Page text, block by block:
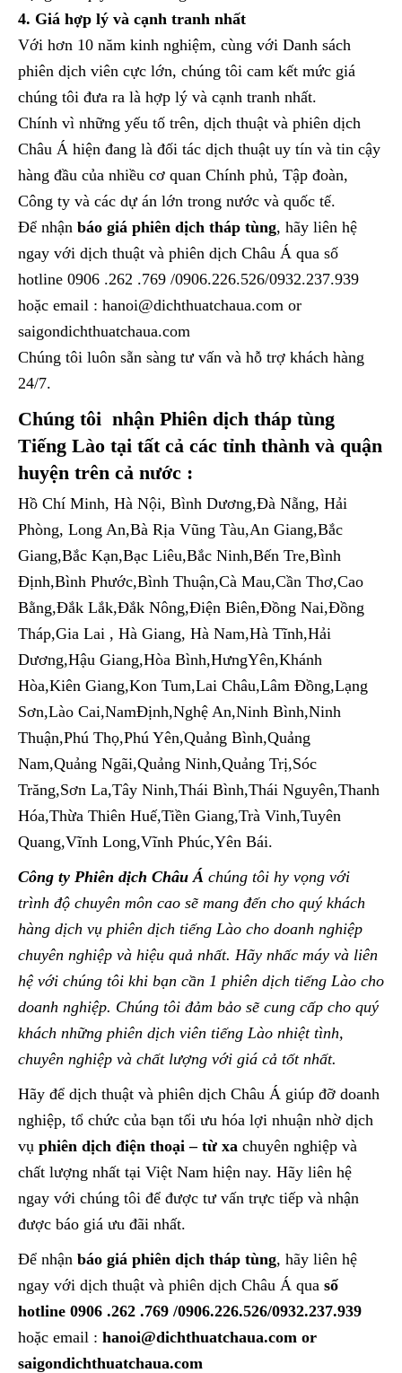
4. Giá hợp lý và cạnh tranh nhất
Với hơn 10 năm kinh nghiệm, cùng với Danh sách
phiên dịch viên cực lớn, chúng tôi cam kết mức giá
chúng tôi đưa ra là hợp lý và cạnh tranh nhất.
Chính vì những yếu tố trên, dịch thuật và phiên dịch
Châu Á hiện đang là đối tác dịch thuật uy tín và tin cậy
hàng đầu của nhiều cơ quan Chính phủ, Tập đoàn,
Công ty và các dự án lớn trong nước và quốc tế.
Để nhận báo giá phiên dịch tháp tùng, hãy liên hệ
ngay với dịch thuật và phiên dịch Châu Á qua số
hotline 0906 .262 .769 /0906.226.526/0932.237.939
hoặc email : hanoi@dichthuatchaua.com or
saigondichthuatchaua.com
Chúng tôi luôn sẵn sàng tư vấn và hỗ trợ khách hàng
24/7.
Chúng tôi nhận Phiên dịch tháp tùng
Tiếng Lào tại tất cả các tỉnh thành và quận
huyện trên cả nước :
Hồ Chí Minh, Hà Nội, Bình Dương,Đà Nẵng, Hải
Phòng, Long An,Bà Rịa Vũng Tàu,An Giang,Bắc
Giang,Bắc Kạn,Bạc Liêu,Bắc Ninh,Bến Tre,Bình
Định,Bình Phước,Bình Thuận,Cà Mau,Cần Thơ,Cao
Bằng,Đắk Lắk,Đắk Nông,Điện Biên,Đồng Nai,Đồng
Tháp,Gia Lai , Hà Giang, Hà Nam,Hà Tĩnh,Hải
Dương,Hậu Giang,Hòa Bình,HưngYên,Khánh
Hòa,Kiên Giang,Kon Tum,Lai Châu,Lâm Đồng,Lạng
Sơn,Lào Cai,NamĐịnh,Nghệ An,Ninh Bình,Ninh
Thuận,Phú Thọ,Phú Yên,Quảng Bình,Quảng
Nam,Quảng Ngãi,Quảng Ninh,Quảng Trị,Sóc
Trăng,Sơn La,Tây Ninh,Thái Bình,Thái Nguyên,Thanh
Hóa,Thừa Thiên Huế,Tiền Giang,Trà Vinh,Tuyên
Quang,Vĩnh Long,Vĩnh Phúc,Yên Bái.
Công ty Phiên dịch Châu Á chúng tôi hy vọng với
trình độ chuyên môn cao sẽ mang đến cho quý khách
hàng dịch vụ phiên dịch tiếng Lào cho doanh nghiệp
chuyên nghiệp và hiệu quả nhất. Hãy nhấc máy và liên
hệ với chúng tôi khi bạn cần 1 phiên dịch tiếng Lào cho
doanh nghiệp. Chúng tôi đảm bảo sẽ cung cấp cho quý
khách những phiên dịch viên tiếng Lào nhiệt tình,
chuyên nghiệp và chất lượng với giá cả tốt nhất.
Hãy để dịch thuật và phiên dịch Châu Á giúp đỡ doanh
nghiệp, tổ chức của bạn tối ưu hóa lợi nhuận nhờ dịch
vụ phiên dịch điện thoại – từ xa chuyên nghiệp và
chất lượng nhất tại Việt Nam hiện nay. Hãy liên hệ
ngay với chúng tôi để được tư vấn trực tiếp và nhận
được báo giá ưu đãi nhất.
Để nhận báo giá phiên dịch tháp tùng, hãy liên hệ
ngay với dịch thuật và phiên dịch Châu Á qua số
hotline 0906 .262 .769 /0906.226.526/0932.237.939
hoặc email : hanoi@dichthuatchaua.com or
saigondichthuatchaua.com